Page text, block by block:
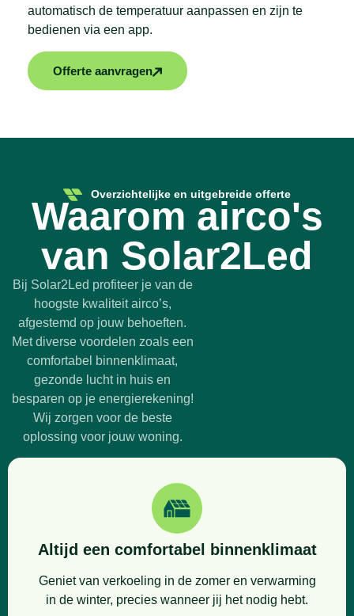
automatisch de temperatuur aanpassen en zijn te
bedienen via een app.
Offerte aanvragen
Overzichtelijke en uitgebreide offerte
Waarom airco's
van Solar2Led
Bij Solar2Led profiteer je van de
hoogste kwaliteit airco’s,
afgestemd op jouw behoeften.
Met diverse voordelen zoals een
comfortabel binnenklimaat,
gezonde lucht in huis en
besparen op je energierekening!
Wij zorgen voor de beste
oplossing voor jouw woning.
Altijd een comfortabel binnenklimaat
Geniet van verkoeling in de zomer en verwarming
in de winter, precies wanneer jij het nodig hebt.